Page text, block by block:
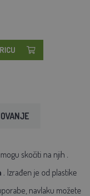
mogu skočiti na njih .
. Izrađen je od plastike
navlaku možete